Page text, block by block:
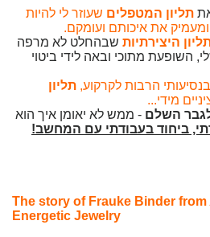
תליון המטפלים שעוזר לי להיות
ומעמיק את איכותם ועומקם.
היצירתיות שבהחלט לא מרפה
השופעת מתוכי ובאה לידי ביטוי
הרבות לקרקוע, תליון
מידי...
השלם - ממש לא יאומן איך הוא
ביחוד בעבודתי עם המחשב!
The story of Frauke Binder
Energetic Jewelry